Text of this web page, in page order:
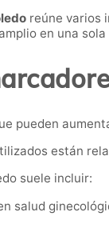
reúne varios
en una sola
pueden
están
suele incluir:
salud